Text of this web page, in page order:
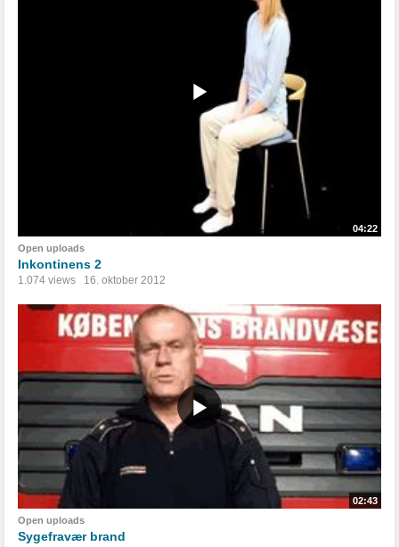
04:22
Open uploads
Inkontinens 2
1.074 views 16. oktober 2012
02:43
Open uploads
Sygefravær brand